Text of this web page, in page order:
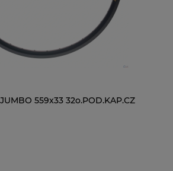
559x33 32o.POD.KAP.CZ
93- 116 ogniw / 9- rzędowy +